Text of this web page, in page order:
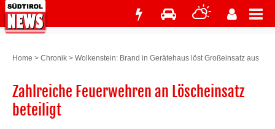
Home > Chronik > Wolkenstein: Brand in Gerätehaus löst Großeinsatz aus
Zahlreiche Feuerwehren an Löscheinsatz
beteiligt